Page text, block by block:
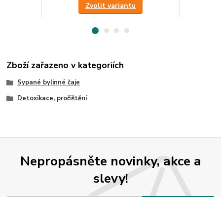
Zvolit variantu
Zboží zařazeno v kategoriích
Sypané bylinné čaje
Detoxikace, pročištění
Nepropásněte novinky, akce a
slevy!